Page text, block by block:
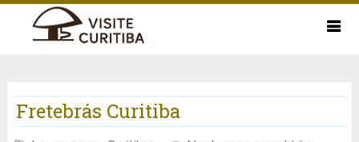
Fretebrás Curitiba